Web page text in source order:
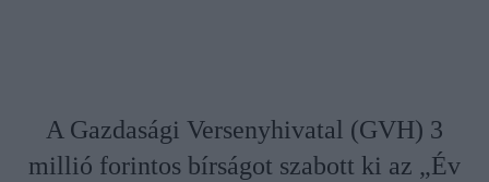
A Gazdasági Versenyhivatal (GVH) 3
millió forintos bírságot szabott ki az „Év